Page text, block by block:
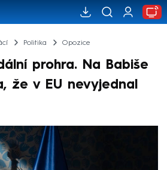
Politika Opozice
prohra. Na Babiše
že v EU nevyjednal